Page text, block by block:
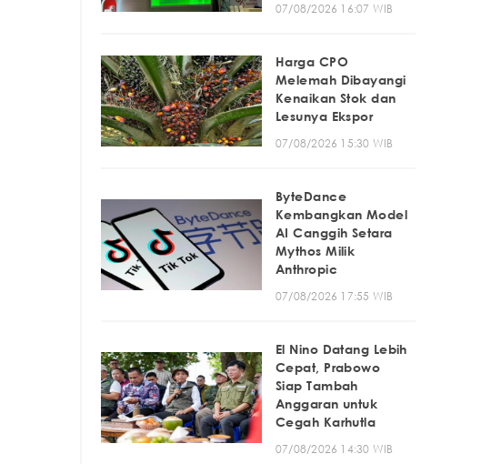
07/08/2026 16:07 WIB
Harga CPO
Melemah Dibayangi
Kenaikan Stok dan
Lesunya Ekspor
07/08/2026 15:30 WIB
ByteDance
Kembangkan Model
AI Canggih Setara
Mythos Milik
Anthropic
07/08/2026 17:55 WIB
El Nino Datang Lebih
Cepat, Prabowo
Siap Tambah
Anggaran untuk
Cegah Karhutla
07/08/2026 14:30 WIB